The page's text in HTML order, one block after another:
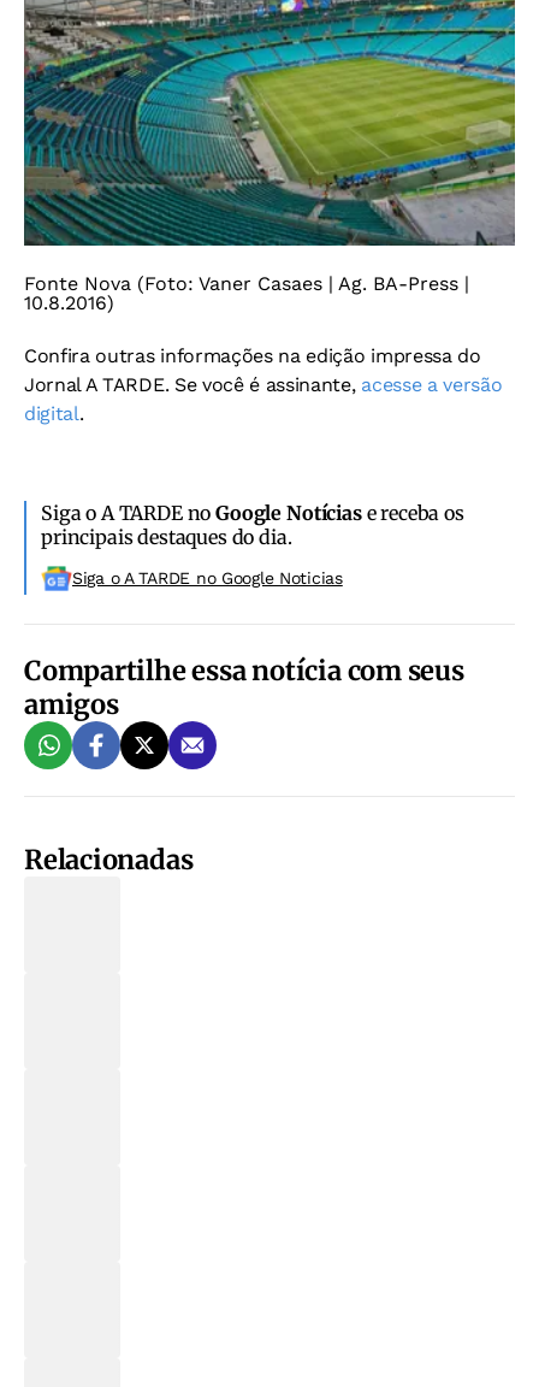
Fonte Nova (Foto: Vaner Casaes | Ag. BA-Press |
10.8.2016)
Confira outras informações na edição impressa do
Jornal A TARDE. Se você é assinante, acesse a versão
digital.
Siga o A TARDE noGoogle Notíciase receba os
principais destaques do dia.
Siga o A TARDE no Google Noticias
Compartilhe essa notícia com seus
amigos
Relacionadas